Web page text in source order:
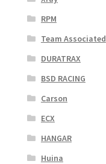
RPM
Team Associated
DURATRAX
BSD RACING
Carson
ECX
HANGAR
Huina